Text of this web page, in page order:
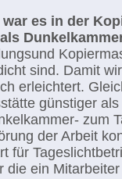
war es in der
sind. Damit
erleichtert.
günstiger
zum
der Arbeit
für
die ein